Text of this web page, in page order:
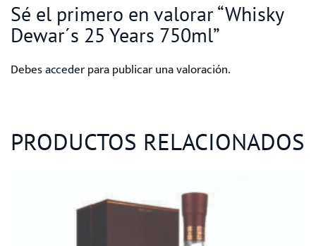
Sé el primero en valorar “Whisky
Dewar´s 25 Years 750ml”
Debesaccederpara publicar una valoración.
PRODUCTOS RELACIONADOS